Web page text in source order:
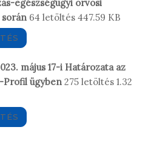
egészségügyi orvosi
során 64 letöltés 447.59 KB
május 17-i Határozata az
Profil ügyben 275 letöltés 1.32